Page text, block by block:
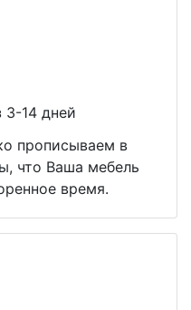
3-14 дней
прописываем в
что Ваша мебель
время.